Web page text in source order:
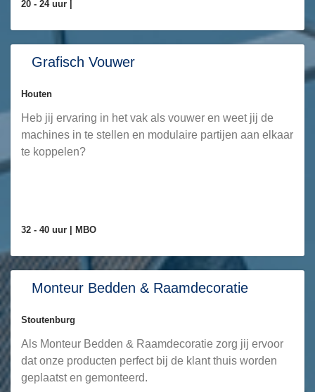
20 - 24 uur |
Grafisch Vouwer
Houten
Heb jij ervaring in het vak als vouwer en weet jij de
machines in te stellen en modulaire partijen aan elkaar
te koppelen?
32 - 40 uur | MBO
Monteur Bedden & Raamdecoratie
Stoutenburg
Als Monteur Bedden & Raamdecoratie zorg jij ervoor
dat onze producten perfect bij de klant thuis worden
geplaatst en gemonteerd.